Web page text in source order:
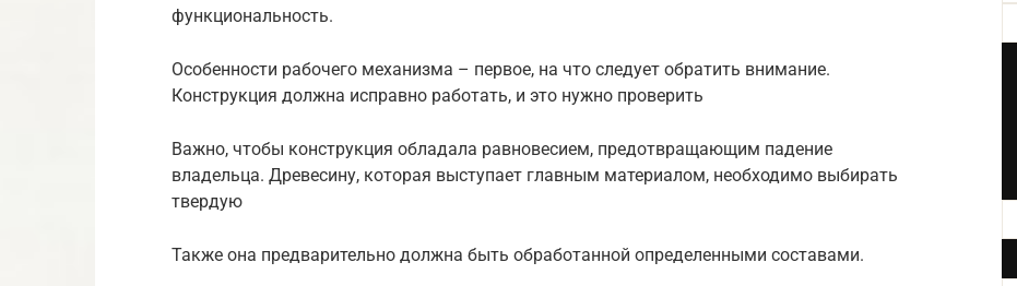
функциональность.
Особенности рабочего механизма – первое, на что следует обратить внимание.
Конструкция должна исправно работать, и это нужно проверить
Важно, чтобы конструкция обладала равновесием, предотвращающим падение
владельца. Древесину, которая выступает главным материалом, необходимо выбирать
твердую
Также она предварительно должна быть обработанной определенными составами.